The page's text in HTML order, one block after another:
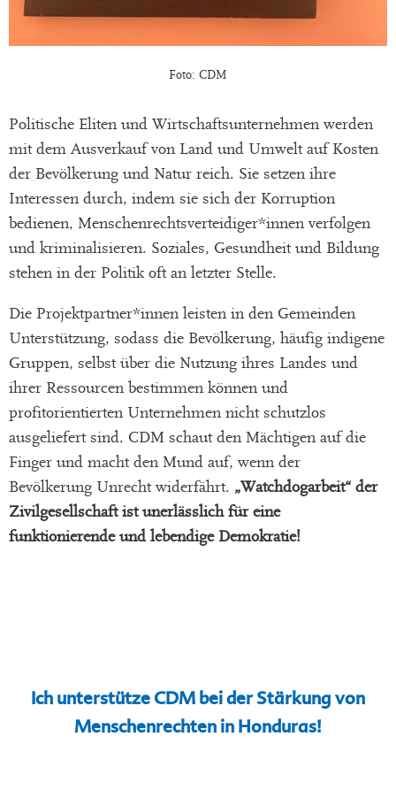
Foto: CDM
Politische Eliten und Wirtschaftsunternehmen werden
mit dem Ausverkauf von Land und Umwelt auf Kosten
der Bevölkerung und Natur reich. Sie setzen ihre
Interessen durch, indem sie sich der Korruption
bedienen, Menschenrechtsverteidiger*innen verfolgen
und kriminalisieren. Soziales, Gesundheit und Bildung
stehen in der Politik oft an letzter Stelle.
Die Projektpartner*innen leisten in den Gemeinden
Unterstützung, sodass die Bevölkerung, häufig indigene
Gruppen, selbst über die Nutzung ihres Landes und
ihrer Ressourcen bestimmen können und
profitorientierten Unternehmen nicht schutzlos
ausgeliefert sind. CDM schaut den Mächtigen auf die
Finger und macht den Mund auf, wenn der
Bevölkerung Unrecht widerfährt. „Watchdogarbeit“ der
Zivilgesellschaft ist unerlässlich für eine
funktionierende und lebendige Demokratie!
Ich unterstütze CDM bei der Stärkung von
Menschenrechten in Honduras!